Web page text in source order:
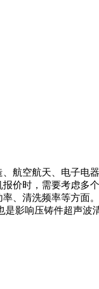
航空航天、电子
价时，需要考虑
、清洗频率等方
是影响压铸件超声